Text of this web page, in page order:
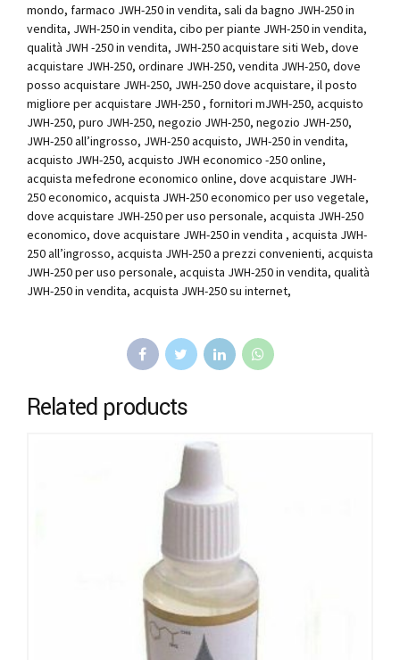
mondo, farmaco JWH-250 in vendita, sali da bagno JWH-250 in
vendita, JWH-250 in vendita, cibo per piante JWH-250 in vendita,
qualità JWH -250 in vendita, JWH-250 acquistare siti Web, dove
acquistare JWH-250, ordinare JWH-250, vendita JWH-250, dove
posso acquistare JWH-250, JWH-250 dove acquistare, il posto
migliore per acquistare JWH-250 , fornitori mJWH-250, acquisto
JWH-250, puro JWH-250, negozio JWH-250, negozio JWH-250,
JWH-250 all’ingrosso, JWH-250 acquisto, JWH-250 in vendita,
acquisto JWH-250, acquisto JWH economico -250 online,
acquista mefedrone economico online, dove acquistare JWH-
250 economico, acquista JWH-250 economico per uso vegetale,
dove acquistare JWH-250 per uso personale, acquista JWH-250
economico, dove acquistare JWH-250 in vendita , acquista JWH-
250 all’ingrosso, acquista JWH-250 a prezzi convenienti, acquista
JWH-250 per uso personale, acquista JWH-250 in vendita, qualità
JWH-250 in vendita, acquista JWH-250 su internet,
Related products